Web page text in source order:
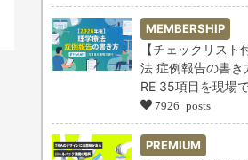
MEMBERSHIP
【チェックリスト
法 症例報告の書
RE 35項目を現場
7926 posts
PREMIUM